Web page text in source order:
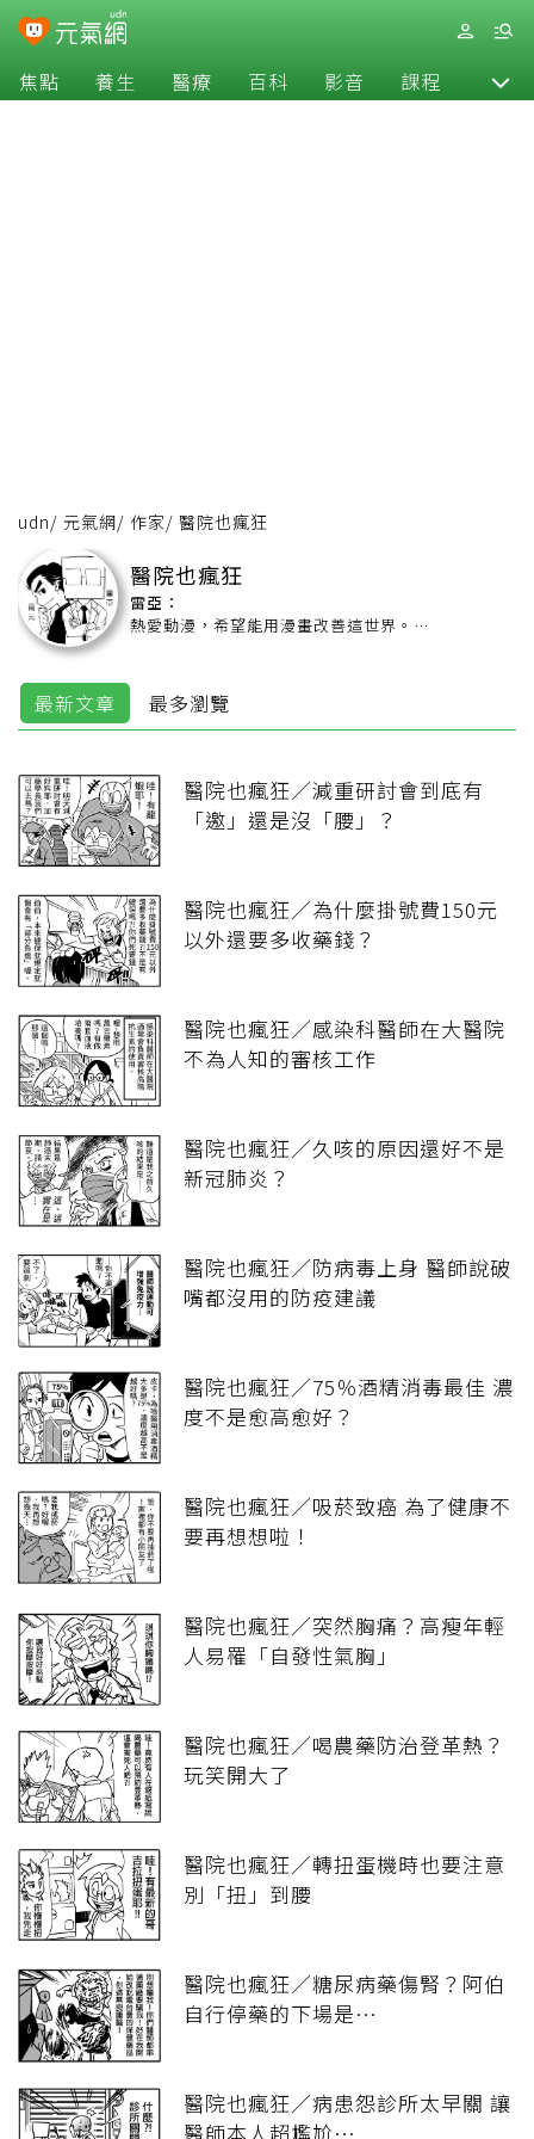
焦點 養生 醫療 百科 影音 課程 退休
udn/ 元氣網/ 作家/ 醫院也瘋狂
醫院也瘋狂
雷亞：
熱愛動漫，希望能用漫畫改善這世界。
邊打工邊徵女友努力創作中。
最新文章 最多瀏覽
醫院也瘋狂／減重研討會到底有
「邀」還是沒「腰」？
醫院也瘋狂／為什麼掛號費150元
以外還要多收藥錢？
醫院也瘋狂／感染科醫師在大醫院
不為人知的審核工作
醫院也瘋狂／久咳的原因還好不是
新冠肺炎？
醫院也瘋狂／防病毒上身 醫師說破
嘴都沒用的防疫建議
醫院也瘋狂／75％酒精消毒最佳 濃
度不是愈高愈好？
醫院也瘋狂／吸菸致癌 為了健康不
要再想想啦！
醫院也瘋狂／突然胸痛？高瘦年輕
人易罹「自發性氣胸」
醫院也瘋狂／喝農藥防治登革熱？
玩笑開大了
醫院也瘋狂／轉扭蛋機時也要注意
別「扭」到腰
醫院也瘋狂／糖尿病藥傷腎？阿伯
自行停藥的下場是…
醫院也瘋狂／病患怨診所太早關 讓
醫師本人超尷尬…